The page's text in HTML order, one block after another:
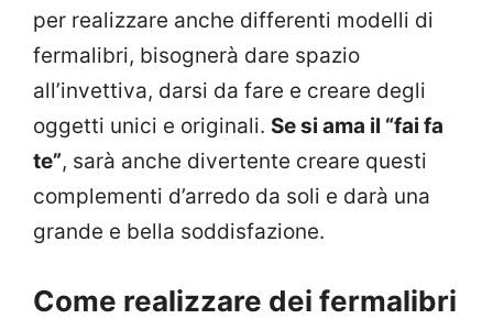
per realizzare anche differenti modelli di
fermalibri, bisognerà dare spazio
all’invettiva, darsi da fare e creare degli
oggetti unici e originali. Se si ama il “fai fa
te”, sarà anche divertente creare questi
complementi d’arredo da soli e darà una
grande e bella soddisfazione.
Come realizzare dei fermalibri